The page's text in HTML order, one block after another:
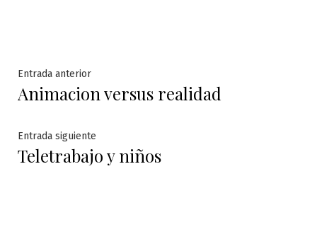
Navegación
de
entradas
Entrada anteriorEntrada
anterior:
Animacion versus realidad
Entrada siguiente
siguiente:
Teletrabajo y niños